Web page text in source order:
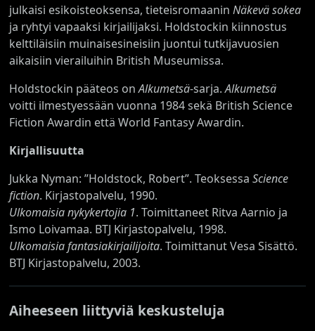
julkaisi esikoisteoksensa, tieteisromaaninNäkevä sokea
ja ryhtyi vapaaksi kirjailijaksi. Holdstockin kiinnostus
kelttiläisiin muinaisesineisiin juontui tutkijavuosien
aikaisiin vierailuihin British Museumissa.
Holdstockin pääteos onAlkumetsä-sarja.Alkumetsä
voitti ilmestyessään vuonna 1984 sekä British Science
Fiction Awardin että World Fantasy Awardin.
Kirjallisuutta
Jukka Nyman: ”Holdstock, Robert”. TeoksessaScience
fiction. Kirjastopalvelu, 1990.
Ulkomaisia nykykertojia 1. Toimittaneet Ritva Aarnio ja
Ismo Loivamaa. BTJ Kirjastopalvelu, 1998.
Ulkomaisia fantasiakirjailijoita. Toimittanut Vesa Sisättö.
BTJ Kirjastopalvelu, 2003.
Aiheeseen liittyviä keskusteluja